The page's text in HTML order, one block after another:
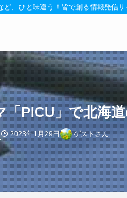
、ひと味違う！皆で創る情報発信サ
PICU」で北海
2023年1月29日 ゲストさん